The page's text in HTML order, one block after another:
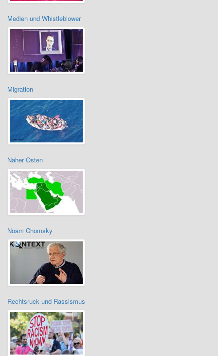
Medien und Whistleblower
Migration
Naher Osten
Noam Chomsky
Rechtsruck und Rassismus